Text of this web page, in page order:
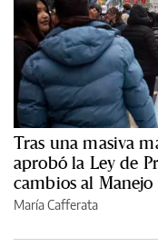
Tras una masiva
aprobó la Ley de
cambios al Manejo
María Cafferata